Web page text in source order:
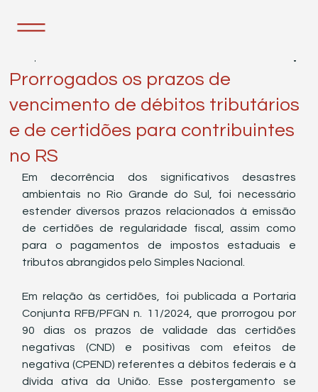
Prorrogados os prazos de
vencimento de débitos tributários
e de certidões para contribuintes
no RS
Em decorrência dos significativos desastres
ambientais no Rio Grande do Sul, foi necessário
estender diversos prazos relacionados à emissão
de certidões de regularidade fiscal, assim como
para o pagamentos de impostos estaduais e
tributos abrangidos pelo Simples Nacional.
Em relação às certidões, foi publicada a Portaria
Conjunta RFB/PFGN n. 11/2024, que prorrogou por
90 dias os prazos de validade das certidões
negativas (CND) e positivas com efeitos de
negativa (CPEND) referentes a débitos federais e à
dívida ativa da União. Esse postergamento se